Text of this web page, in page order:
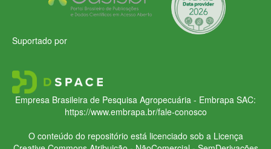
Suportado por
Empresa Brasileira de Pesquisa Agropecuária - Embrapa SAC:
https://www.embrapa.br/fale-conosco
O conteúdo do repositório está licenciado sob a Licença